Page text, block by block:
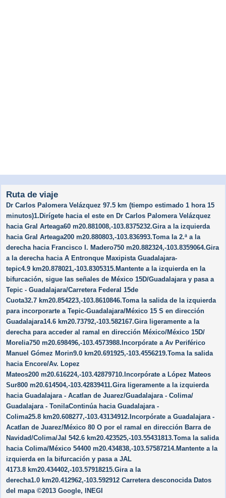
Ruta de viaje
Dr Carlos Palomera Velázquez 97.5 km (tiempo estimado 1 hora 15
minutos)1.Dirígete hacia el este en Dr Carlos Palomera Velázquez
hacia Gral Arteaga60 m20.881008,-103.8375232.Gira a la izquierda
hacia Gral Arteaga200 m20.880803,-103.836993.Toma la 2.ª a la
derecha hacia Francisco I. Madero750 m20.882324,-103.8359064.Gira
a la derecha hacia A Entronque Maxipista Guadalajara-
tepic4.9 km20.878021,-103.8305315.Mantente a la izquierda en la
bifurcación, sigue las señales de México 15D/​Guadalajara y pasa a
Tepic - Guadalajara/​Carretera Federal 15de
Cuota32.7 km20.854223,-103.8610846.Toma la salida de la izquierda
para incorporarte a Tepic-Guadalajara/​México 15 S en dirección
Guadalajara14.6 km20.73792,-103.582167.Gira ligeramente a la
derecha para acceder al ramal en dirección México/​México 15D/​
Morelia750 m20.698496,-103.4573988.Incorpórate a Av Periférico
Manuel Gómez Morin9.0 km20.691925,-103.4556219.Toma la salida
hacia Encore/​Av. Lopez
Mateos200 m20.616224,-103.42879710.Incorpórate a López Mateos
Sur800 m20.614504,-103.42839411.Gira ligeramente a la izquierda
hacia Guadalajara - Acatlan de Juarez/​Guadalajara - Colima/​
Guadalajara - TonilaContinúa hacia Guadalajara -
Colima25.8 km20.608277,-103.43134912.Incorpórate a Guadalajara -
Acatlan de Juarez/​México 80 O por el ramal en dirección Barra de
Navidad/​Colima/​Jal 542.6 km20.423525,-103.55431813.Toma la salida
hacia Colima/​México 54400 m20.434838,-103.57587214.Mantente a la
izquierda en la bifurcación y pasa a JAL
4173.8 km20.434402,-103.57918215.Gira a la
derecha1.0 km20.412962,-103.592912 Carretera desconocida Datos
del mapa ©2013 Google, INEGI